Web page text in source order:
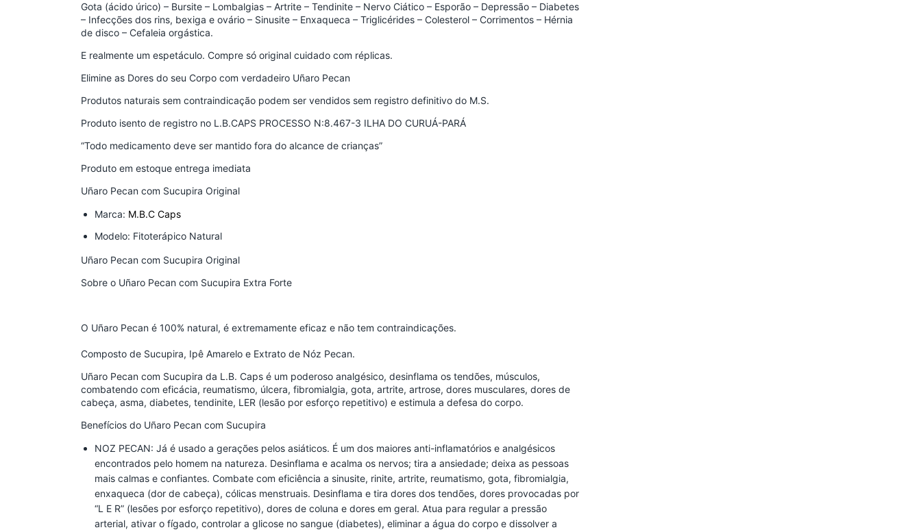
Gota (ácido úrico) – Bursite – Lombalgias – Artrite – Tendinite – Nervo Ciático – Esporão – Depressão – Diabetes
– Infecções dos rins, bexiga e ovário – Sinusite – Enxaqueca – Triglicérides – Colesterol – Corrimentos – Hérnia
de disco – Cefaleia orgástica.
E realmente um espetáculo. Compre só original cuidado com réplicas.
Elimine as Dores do seu Corpo com verdadeiro Uñaro Pecan
Produtos naturais sem contraindicação podem ser vendidos sem registro definitivo do M.S.
Produto isento de registro no L.B.CAPS PROCESSO N:8.467-3 ILHA DO CURUÁ-PARÁ
“Todo medicamento deve ser mantido fora do alcance de crianças”
Produto em estoque entrega imediata
Uñaro Pecan com Sucupira Original
Marca: M.B.C Caps
Modelo: Fitoterápico Natural
Uñaro Pecan com Sucupira Original
Sobre o Uñaro Pecan com Sucupira Extra Forte
O Uñaro Pecan é 100% natural, é extremamente eficaz e não tem contraindicações.
Composto de Sucupira, Ipê Amarelo e Extrato de Nóz Pecan.
Uñaro Pecan com Sucupira da L.B. Caps é um poderoso analgésico, desinflama os tendões, músculos,
combatendo com eficácia, reumatismo, úlcera, fibromialgia, gota, artrite, artrose, dores musculares, dores de
cabeça, asma, diabetes, tendinite, LER (lesão por esforço repetitivo) e estimula a defesa do corpo.
Benefícios do Uñaro Pecan com Sucupira
NOZ PECAN: Já é usado a gerações pelos asiáticos. É um dos maiores anti-inflamatórios e analgésicos
encontrados pelo homem na natureza. Desinflama e acalma os nervos; tira a ansiedade; deixa as pessoas
mais calmas e confiantes. Combate com eficiência a sinusite, rinite, artrite, reumatismo, gota, fibromialgia,
enxaqueca (dor de cabeça), cólicas menstruais. Desinflama e tira dores dos tendões, dores provocadas por
“L E R” (lesões por esforço repetitivo), dores de coluna e dores em geral. Atua para regular a pressão
arterial, ativar o fígado, controlar a glicose no sangue (diabetes), eliminar a água do corpo e dissolver a